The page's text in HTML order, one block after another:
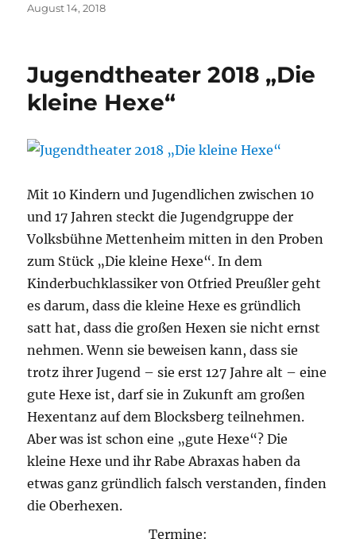
Veröffentlicht
August 14, 2018
Jugendtheater 2018 „Die
kleine Hexe“
Mit 10 Kindern und Jugendlichen zwischen 10
und 17 Jahren steckt die Jugendgruppe der
Volksbühne Mettenheim mitten in den Proben
zum Stück „Die kleine Hexe“. In dem
Kinderbuchklassiker von Otfried Preußler geht
es darum, dass die kleine Hexe es gründlich
satt hat, dass die großen Hexen sie nicht ernst
nehmen. Wenn sie beweisen kann, dass sie
trotz ihrer Jugend – sie erst 127 Jahre alt – eine
gute Hexe ist, darf sie in Zukunft am großen
Hexentanz auf dem Blocksberg teilnehmen.
Aber was ist schon eine „gute Hexe“? Die
kleine Hexe und ihr Rabe Abraxas haben da
etwas ganz gründlich falsch verstanden, finden
die Oberhexen.
Termine: